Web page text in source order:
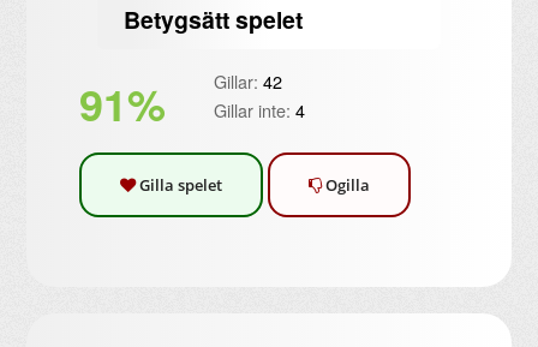
Betygsätt spelet
91% Gillar: 42
Gillar inte: 4
Gilla spelet Ogilla